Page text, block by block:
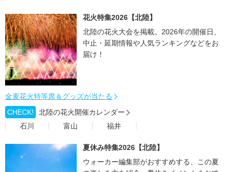
花火特集2026【北陸】
北陸の花火大会を掲載。2026年の開催日、
中止・延期情報や人気ランキングなどをお
届け！
金麦花火特等席＆グッズが当たる
CHECK!
北陸の花火開催カレンダー
石川
富山 福井
夏休み特集2026【北陸】
ウォーカー編集部がおすすめする、この夏